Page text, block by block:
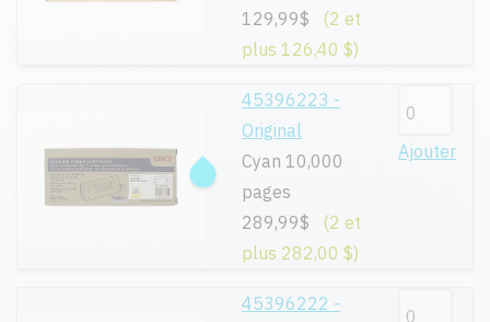
129,99$
(2 et
plus 126,40 $)
45396223 -
Original
Cyan 10,000
pages
289,99$
(2 et
plus 282,00 $)
Ajouter
45396222 -